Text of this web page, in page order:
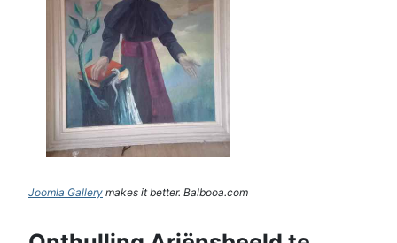
Joomla Gallery makes it better. Balbooa.com